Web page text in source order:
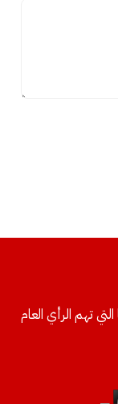
تهم الرأي العام